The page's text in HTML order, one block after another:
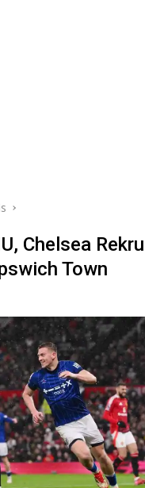
Chelsea
Town